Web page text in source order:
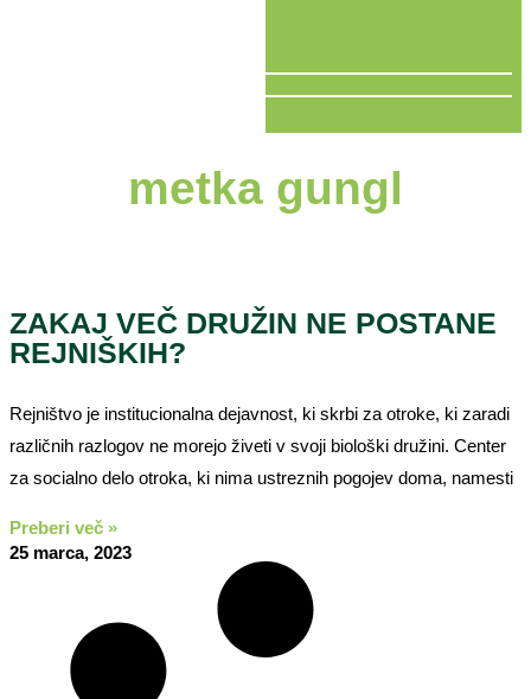
metka gungl
ZAKAJ VEČ DRUŽIN NE POSTANE
REJNIŠKIH?
Rejništvo je institucionalna dejavnost, ki skrbi za otroke, ki zaradi
različnih razlogov ne morejo živeti v svoji biološki družini. Center
za socialno delo otroka, ki nima ustreznih pogojev doma, namesti
Preberi več »
25 marca, 2023